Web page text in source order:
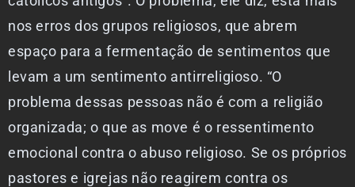
nos erros dos grupos religiosos, que abrem
espaço para a fermentação de sentimentos que
levam a um sentimento antirreligioso. “O
problema dessas pessoas não é com a religião
organizada; o que as move é o ressentimento
emocional contra o abuso religioso. Se os próprios
pastores e igrejas não reagirem contra os